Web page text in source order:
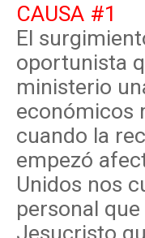
CAUSA #1
El
oportunista
ministerio
económicos
cuando la
empezó
Unidos nos
personal